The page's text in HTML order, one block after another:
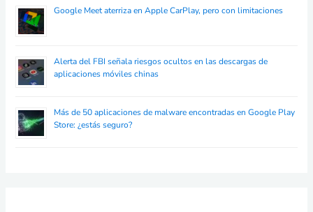
Google Meet aterriza en Apple CarPlay, pero con limitaciones
Alerta del FBI señala riesgos ocultos en las descargas de
aplicaciones móviles chinas
Más de 50 aplicaciones de malware encontradas en Google Play
Store: ¿estás seguro?